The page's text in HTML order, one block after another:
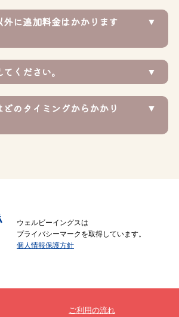
外に追加料金はかかります
ください。
のタイミングからかかり
ウェルビーイングスは
プライバシーマークを取得しています。
個人情報保護方針
ご利用の流れ